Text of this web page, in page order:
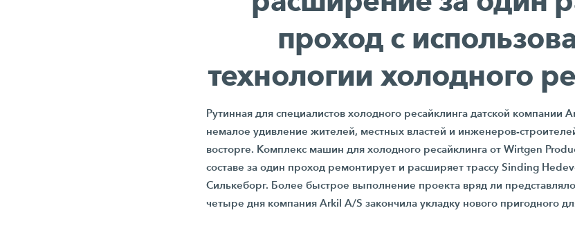
проход с
технологии холодного
Рутинная для специалистов холодного ресайклинга датской компании
немалое удивление жителей, местных властей и инженеров-
восторге. Комплекс машин для холодного ресайклинга от Wirtgen
составе за один проход ремонтирует и расширяет трассу Sinding
Силькеборг. Более быстрое выполнение проекта вряд ли
четыре дня компанияArkil A/S закончила укладку нового пригодного